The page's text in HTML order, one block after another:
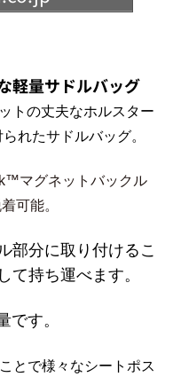
軽量サドルバッグ
ットの丈夫なホルスター
れたサドルバッグ。
マグネットバックル
可能。
部分に取り付けるこ
て持ち運べます。
です。
とで様々なシートポス